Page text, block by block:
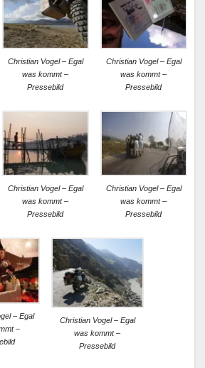
Christian Vogel – Egal
was kommt –
Pressebild
Christian Vogel – Egal
was kommt –
Pressebild
Christian Vogel – Egal
was kommt –
Pressebild
Christian Vogel – Egal
was kommt –
Pressebild
– Egal
–
Christian Vogel – Egal
was kommt –
Pressebild